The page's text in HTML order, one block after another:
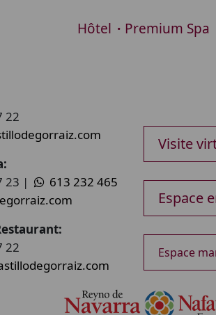
Hôtel Premium Spa
22
23 |
613 232 465
22
Visite
Espace
Espace